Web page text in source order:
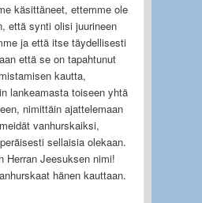
käsittäneet, ettemme ole
että synti olisi juurineen
ja että itse täydellisesti
että se on tapahtunut
kautta,
lankeamasta toiseen yhtä
nimittäin ajattelemaan
vanhurskaiksi,
sellaisia olekaan.
Herran Jeesuksen nimi!
hänen kauttaan.